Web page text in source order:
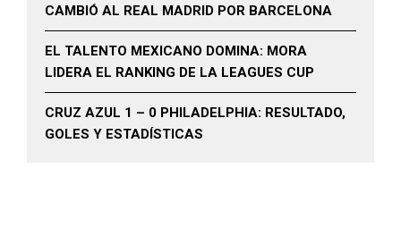
CAMBIÓ AL REAL MADRID POR BARCELONA
EL TALENTO MEXICANO DOMINA: MORA
LIDERA EL RANKING DE LA LEAGUES CUP
CRUZ AZUL 1 – 0 PHILADELPHIA: RESULTADO,
GOLES Y ESTADÍSTICAS